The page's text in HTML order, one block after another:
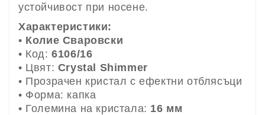
устойчивост при носене.
Характеристики:
• Колие Сваровски
• Код:6106/16
• Цвят: Crystal Shimmer
• Прозрачен кристал с ефектни отблясъци
• Форма: капка
• Големина на кристала: 16 мм